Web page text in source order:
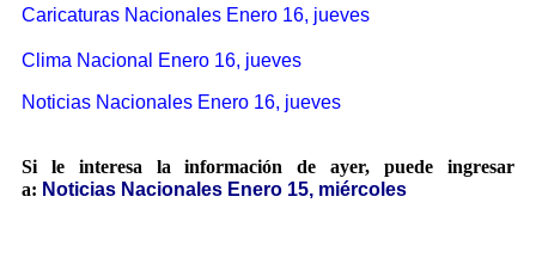
Caricaturas Nacionales Enero 16, jueves
Clima Nacional Enero 16, jueves
Noticias Nacionales Enero 16, jueves
Si le interesa la información de ayer, puede ingresar
a: Noticias Nacionales Enero 15, miércoles